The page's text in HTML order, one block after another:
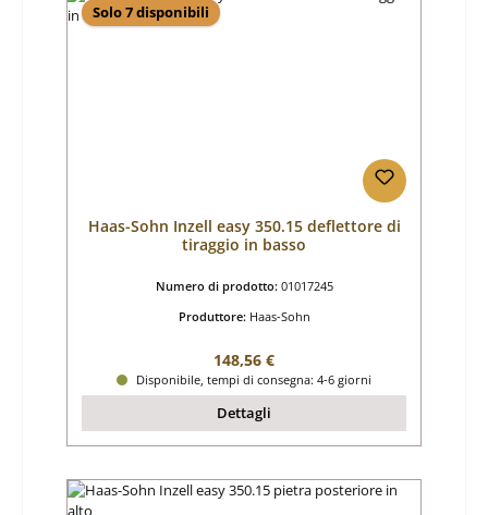
Solo 7 disponibili
Haas-Sohn Inzell easy 350.15 deflettore di
tiraggio in basso
Numero di prodotto: 01017245
Produttore: Haas-Sohn
Prezzo normale:
148,56 €
Disponibile, tempi di consegna: 4-6 giorni
Dettagli